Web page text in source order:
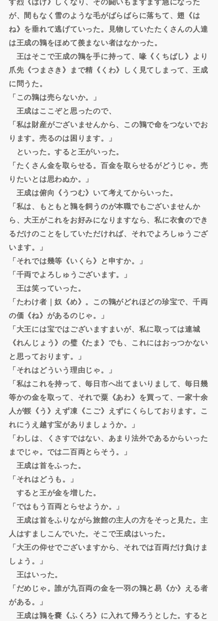
が、間もなく雪のような毛がばらばらに落ちて、翅《は
ね》を垂れて逃げていった。見物していたたくさんの人達
は王成の鶉をほめて羨まない者はなかった。
王はそこで王成の鶉を手に持って、喙《くちばし》より
爪先《つまさき》まで精《くわ》しく見てしまって、王成
に問うた。
「この鶉は売らないか。」
王成はここぞと思ったので、
「私は財産がございませんから、この鶉で命をつないでお
ります。売るのは困ります。」
といった。すると王がいった。
「たくさん金を取らせる。百金を取らせるがどうじゃ。売
りたいとは思わぬか。」
王成は俯向《うつむ》いて考えてからいった。
「私は、もともと鶉を飼うのが本職でもございませんか
ら、大王がこれをお好みになりますなら、私に衣食のでき
るだけのことをしていただければ、それでよろしゅうござ
います。」
「それでは幾等《いくら》と申すか。」
「千両でよろしゅうございます。」
王は笑っていった。
「たわけ者｜奴《め》。この鶉がどれほどの珍宝で、千両
の価《ね》があるのじゃ。」
「大王には宝ではございますまいが、私に取っては連城
《れんじょう》の璧《たま》でも、これにはおっつかない
と思っております。」
「それはどういう理由じゃ。」
「私はこれを持って、毎日市へ出てまいりまして、毎日幾
等かの金を取って、それで粟《あわ》を買って、一家十余
人が餒《う》えず凍《こご》えずにくらしております。こ
れにうえ越す宝がありましょうか。」
「わしは、くさすではない、あまり法外であるからいった
までじゃ。では二百両とらそう。」
王成は首をふった。
「それはどうも。」
すると王が金を増した。
「ではもう百両とらせようか。」
王成は首をふりながら旅館の主人の方をそっと見た。主
人はすましこんでいた。そこで王成はいった。
「大王の仰せでございますから、それでは百両だけ負けま
しょう。」
王はいった。
「だめじゃ。誰が九百両の金を一羽の鶉と易《か》える者
がある。」
王成は鶉を嚢《ふくろ》に入れて帰ろうとした。すると